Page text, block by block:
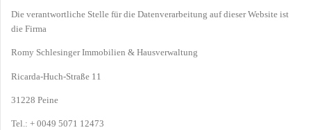
Die verantwortliche Stelle für die Datenverarbeitung auf dieser Website ist
die Firma
Romy Schlesinger Immobilien & Hausverwaltung
Ricarda-Huch-Straße 11
31228 Peine
Tel.: + 0049 5071 12473